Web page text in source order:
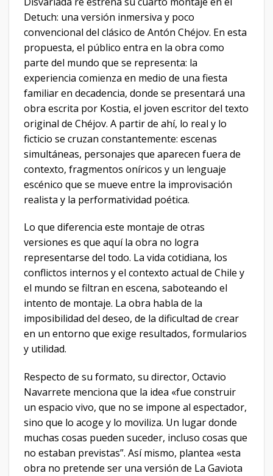
Detuch: una versión inmersiva y poco
convencional del clásico de Antón Chéjov. En esta
propuesta, el público entra en la obra como
parte del mundo que se representa: la
experiencia comienza en medio de una fiesta
familiar en decadencia, donde se presentará una
obra escrita por Kostia, el joven escritor del texto
original de Chéjov. A partir de ahí, lo real y lo
ficticio se cruzan constantemente: escenas
simultáneas, personajes que aparecen fuera de
contexto, fragmentos oníricos y un lenguaje
escénico que se mueve entre la improvisación
realista y la performatividad poética.
Lo que diferencia este montaje de otras
versiones es que aquí la obra no logra
representarse del todo. La vida cotidiana, los
conflictos internos y el contexto actual de Chile y
el mundo se filtran en escena, saboteando el
intento de montaje. La obra habla de la
imposibilidad del deseo, de la dificultad de crear
en un entorno que exige resultados, formularios
y utilidad.
Respecto de su formato, su director, Octavio
Navarrete menciona que la idea «fue construir
un espacio vivo, que no se impone al espectador,
sino que lo acoge y lo moviliza. Un lugar donde
muchas cosas pueden suceder, incluso cosas que
no estaban previstas”. Así mismo, plantea «esta
obra no pretende ser una versión de La Gaviota